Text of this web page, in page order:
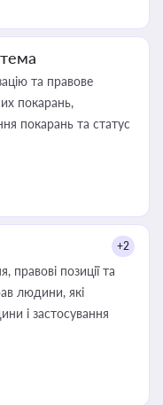
та правове
покарань,
покарань та статус
+2
правові позиції та
людини, які
і застосування